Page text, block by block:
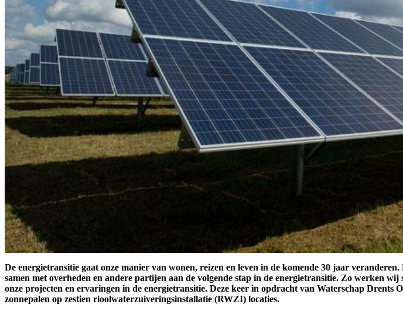
De energietransitie gaat onze manier van wonen, reizen en leven in de komende 30 jaar
samen met overheden en andere partijen aan de volgende stap in de energietransitie. Zo werken
onze projecten en ervaringen in de energietransitie. Deze keer in opdracht van Waterschap Drents
zonnepalen op zestien rioolwaterzuiveringsinstallatie (RWZI) locaties.